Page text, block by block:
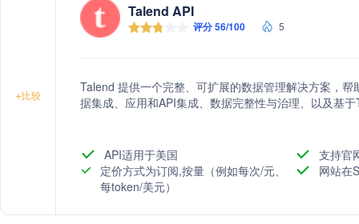
+比较
Talend API
评分 56/100 5
Talend 提供一个完整、可扩展的数据管理解决方案，
据集成、应用和API集成、数据完整性与治理、以及基
API适用于美国
支持官
定价方式为订阅,按量（例如每次/元、
每token/美元）
网站在